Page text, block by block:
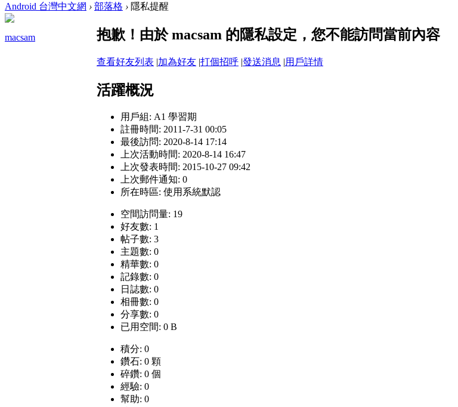
Android 台灣中文網 › 部落格 › 隱私提醒
macsam 抱歉！由於 macsam 的隱私設定，您不能訪問當前內容
查看好友列表 |加為好友 |打個招呼 |發送消息 |用戶詳情
活躍概況
用戶組: A1 學習期
註冊時間: 2011-7-31 00:05
最後訪問: 2020-8-14 17:14
上次活動時間: 2020-8-14 16:47
上次發表時間: 2015-10-27 09:42
上次郵件通知: 0
所在時區: 使用系統默認
空間訪問量: 19
好友數: 1
帖子數: 3
主題數: 0
精華數: 0
記錄數: 0
日誌數: 0
相冊數: 0
分享數: 0
已用空間: 0 B
積分: 0
鑽石: 0 顆
碎鑽: 0 個
經驗: 0
幫助: 0